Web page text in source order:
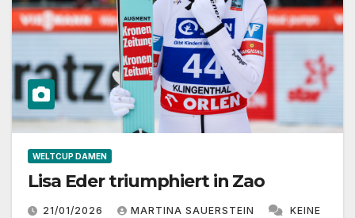
WELTCUP DAMEN
Lisa Eder triumphiert in Zao
21/01/2026 MARTINA SAUERSTEIN
KEINE